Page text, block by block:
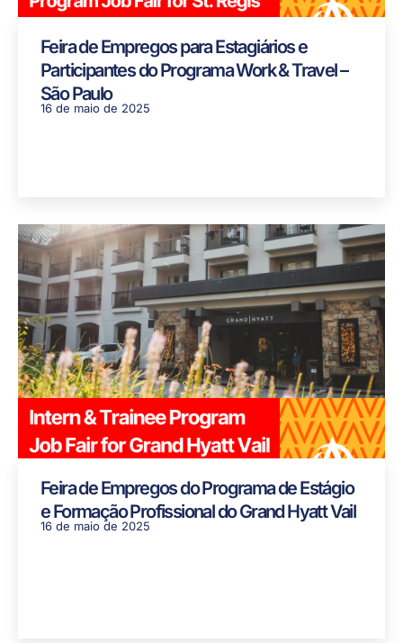
Feira de Empregos para Estagiários e
Participantes do Programa Work & Travel –
São Paulo
16 de maio de 2025
Feira de Empregos do Programa de Estágio
e Formação Profissional do Grand Hyatt Vail
16 de maio de 2025